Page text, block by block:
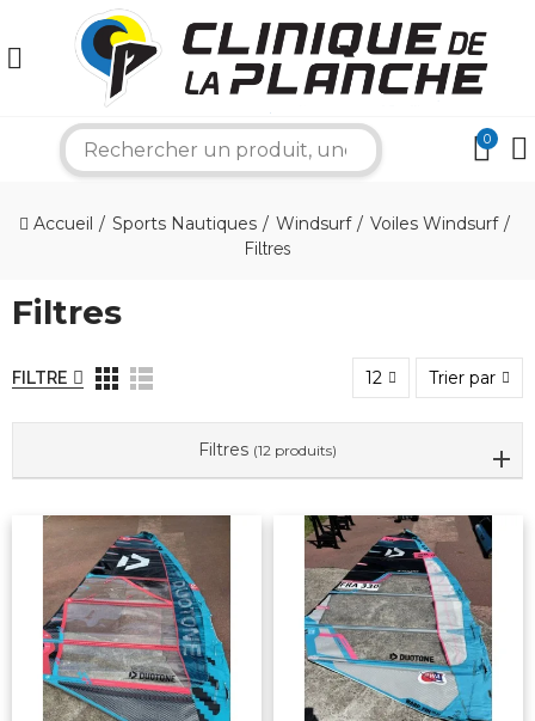
0
Accueil Sports Nautiques Windsurf Voiles Windsurf
Filtres
Filtres
FILTRE 12 Trier par
Filtres (12 produits)
Bonjour ! Je suis votre expert nautique.